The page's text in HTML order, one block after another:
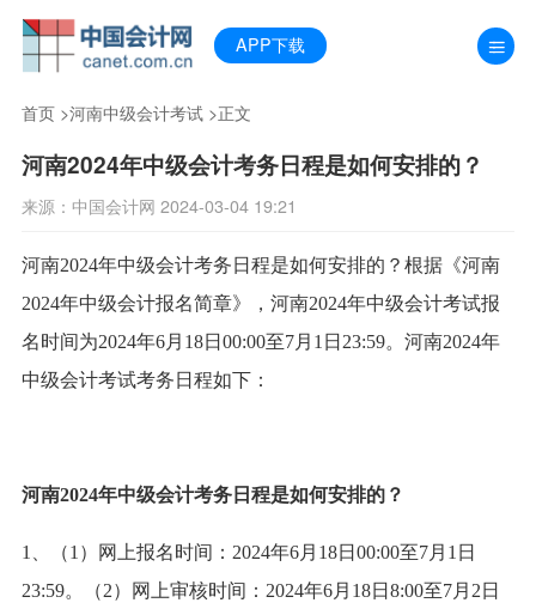
APP下载
首页>河南中级会计考试>正文
河南2024年中级会计考务日程是如何安排的？
来源：中国会计网 2024-03-04 19:21
河南2024年中级会计考务日程是如何安排的？根据《河南
2024年中级会计报名简章》，河南2024年中级会计考试报
名时间为2024年6月18日00:00至7月1日23:59。河南2024年
中级会计考试考务日程如下：
河南2024年中级会计考务日程是如何安排的？
1、（1）网上报名时间：2024年6月18日00:00至7月1日
23:59。（2）网上审核时间：2024年6月18日8:00至7月2日